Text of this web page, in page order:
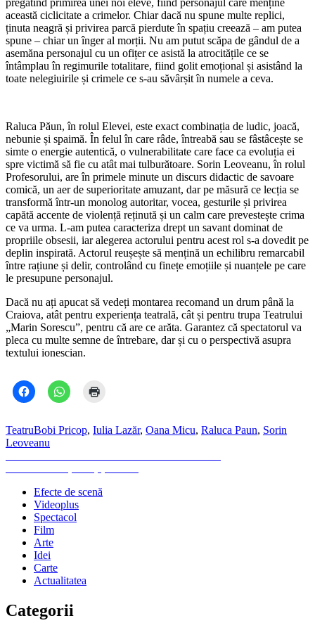
această ciclicitate a crimelor. Chiar dacă nu spune multe replici,
ținuta neagră și privirea parcă pierdute în spațiu creează – am putea
spune – chiar un înger al morții. Nu am putut scăpa de gândul de a
asemăna personajul cu un ofițer ce asistă la atrocitățile ce se
întâmplau în regimurile totalitare, fiind golit emoțional și asistând la
toate nelegiuirile și crimele ce s-au săvârșit în numele a ceva.
Raluca Păun, în rolul Elevei, este exact combinația de ludic, joacă,
nebunie și spaimă. În felul în care râde, întreabă sau se fâstâcește se
simte o energie autentică, o vulnerabilitate care face ca evoluția ei
spre victimă să fie cu atât mai tulburătoare. Sorin Leoveanu, în rolul
Profesorului, are în primele minute un discurs didactic de savoare
comică, un aer de superioritate amuzant, dar pe măsură ce lecția se
transformă într-un monolog autoritar, vocea, gesturile și privirea
capătă accente de violență reținută și un calm care prevestește crima
ce va urma. L-am putea caracteriza drept un savant dominat de
propriile obsesii, iar alegerea actorului pentru acest rol s-a dovedit pe
deplin inspirată. Actorul reușește să mențină un echilibru remarcabil
între rațiune și delir, controlând cu finețe emoțiile și nuanțele pe care
le presupune personajul.
Dacă nu ați apucat să vedeți montarea recomand un drum până la
Craiova, atât pentru experiența teatrală, cât și pentru trupa Teatrului
„Marin Sorescu”, pentru că are ce arăta. Garantez că spectatorul va
pleca cu multe semne de întrebare, dar și cu o perspectivă asupra
textului ionescian.
TeatruBobi Pricop, Iulia Lazăr, Oana Micu, Raluca Paun, Sorin
Leoveanu
Navigare
în
articole
Efecte de scenă
Videoplus
Spectacol
Film
Arte
Idei
Carte
Actualitatea
Categorii